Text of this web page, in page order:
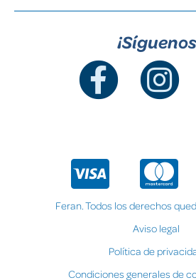
Feran. Todos los derechos
Aviso legal
Política de
Condiciones generales de